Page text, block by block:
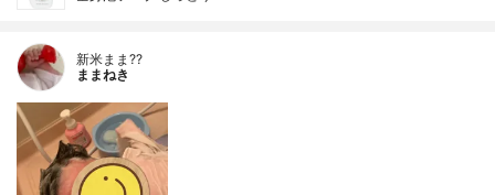
新米まま??
ままねき